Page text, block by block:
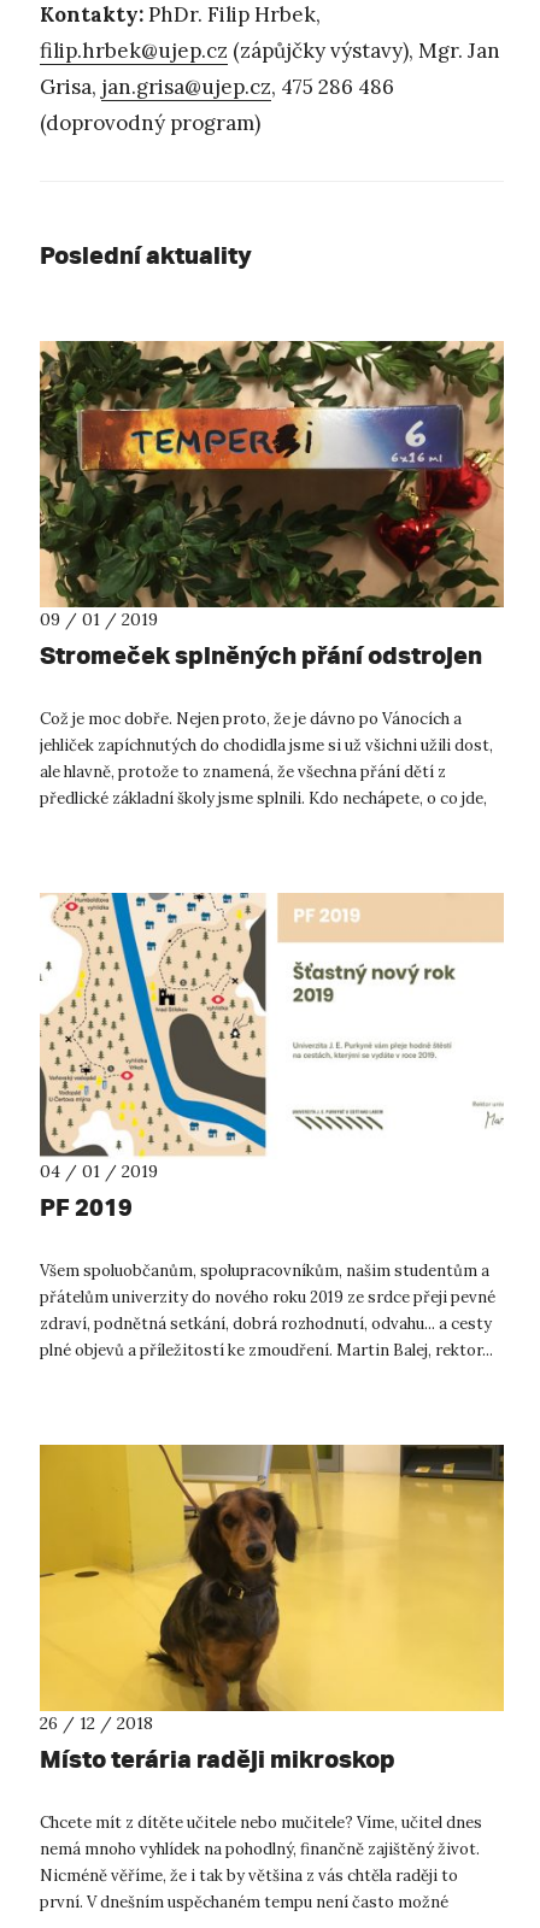
Kontakty:PhDr. Filip Hrbek,
filip.hrbek@ujep.cz (zápůjčky výstavy), Mgr. Jan
Grisa, jan.grisa@ujep.cz, 475 286 486
(doprovodný program)
Poslední aktuality
09 / 01 / 2019
Stromeček splněných přání odstrojen
Což je moc dobře. Nejen proto, že je dávno po Vánocích a
jehliček zapíchnutých do chodidla jsme si už všichni užili dost,
ale hlavně, protože to znamená, že všechna přání dětí z
předlické základní školy jsme splnili. Kdo nechápete, o co jde,
04 / 01 / 2019
PF 2019
Všem spoluobčanům, spolupracovníkům, našim studentům a
přátelům univerzity do nového roku 2019 ze srdce přeji pevné
zdraví, podnětná setkání, dobrá rozhodnutí, odvahu... a cesty
plné objevů a příležitostí ke zmoudření. Martin Balej, rektor...
26 / 12 / 2018
Místo terária raději mikroskop
Chcete mít z dítěte učitele nebo mučitele? Víme, učitel dnes
nemá mnoho vyhlídek na pohodlný, finančně zajištěný život.
Nicméně věříme, že i tak by většina z vás chtěla raději to
první. V dnešním uspěchaném tempu není často možné